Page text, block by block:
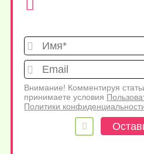
Внимание! Комментируя
принимаете условия
Политики